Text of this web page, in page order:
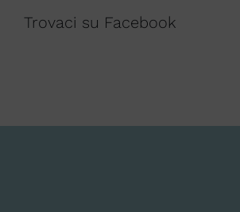
Trovaci su Facebook